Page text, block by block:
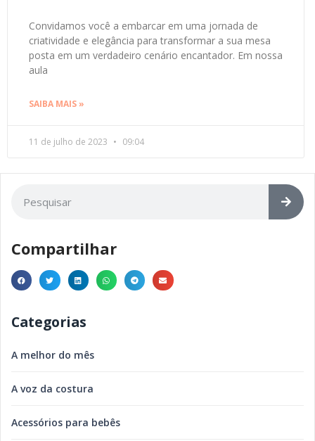
Convidamos você a embarcar em uma jornada de
criatividade e elegância para transformar a sua mesa
posta em um verdadeiro cenário encantador. Em nossa
aula
SAIBA MAIS »
11 de julho de 2023 09:04
Compartilhar
Categorias
A melhor do mês
A voz da costura
Acessórios para bebês